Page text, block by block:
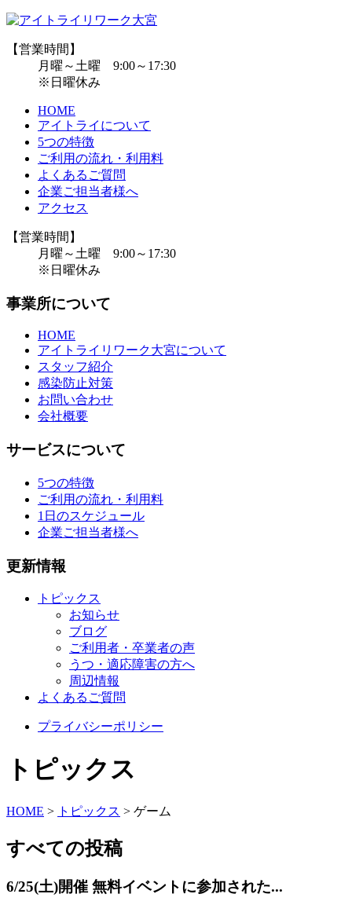
【営業時間】
月曜～土曜 9:00～17:30
※日曜休み
HOME
アイトライについて
5つの特徴
ご利用の流れ・利用料
よくあるご質問
企業ご担当者様へ
アクセス
【営業時間】
月曜～土曜 9:00～17:30
※日曜休み
事業所について
HOME
アイトライリワーク大宮について
スタッフ紹介
感染防止対策
お問い合わせ
会社概要
サービスについて
5つの特徴
ご利用の流れ・利用料
1日のスケジュール
企業ご担当者様へ
更新情報
トピックス
お知らせ
ブログ
ご利用者・卒業者の声
うつ・適応障害の方へ
周辺情報
よくあるご質問
プライバシーポリシー
トピックス
HOME > トピックス > ゲーム
すべての投稿
6/25(土)開催 無料イベントに参加された...